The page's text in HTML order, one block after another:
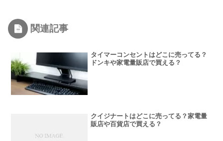
関連記事
タイマーコンセントはどこに売ってる？
ドンキや家電量販店で買える？
クイジナートはどこに売ってる？家電量
販店や百貨店で買える？